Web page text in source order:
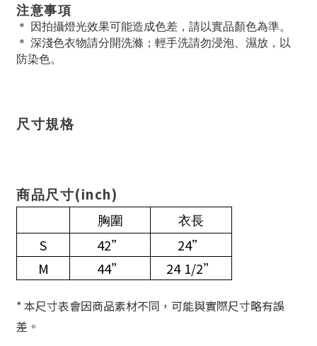
注意事項
＊ 因拍攝燈光效果可能造成色差，請以實品顏色為準。
＊ 深淺色衣物請分開洗滌；輕手洗請勿浸泡、濕放，以
防染色。
尺寸規格
商品尺寸(inch)
胸圍 衣長
S 42”
24”
M
44” 24 1/2”
* 本尺寸表會因商品素材不同，可能與實際尺寸略有誤
差。